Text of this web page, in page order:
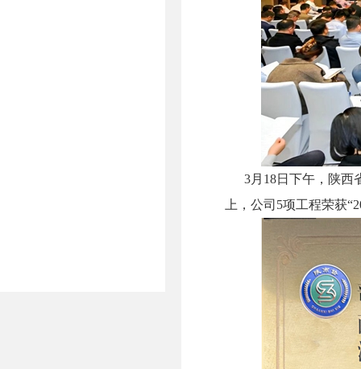
3月18日下午，陕西
上，公司5项工程荣获